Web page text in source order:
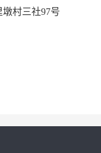
墩村三社97号